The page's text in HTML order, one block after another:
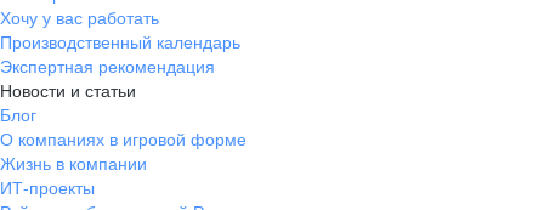
Хочу у вас работать
Производственный календарь
Экспертная рекомендация
Новости и статьи
Блог
О компаниях в игровой форме
Жизнь в компании
ИТ-проекты